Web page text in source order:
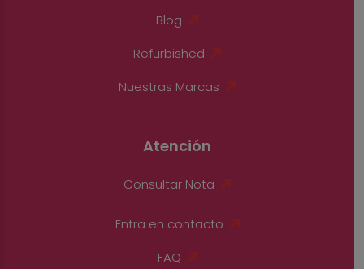
Blog
Refurbished
Nuestras Marcas
Atención
Consultar Nota
Entra en contacto
FAQ